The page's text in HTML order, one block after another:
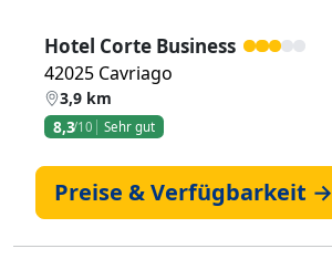
Hotel Corte Business
42025 Cavriago
3,9 km
8,3/10 Sehr gut
Preise & Verfügbarkeit →